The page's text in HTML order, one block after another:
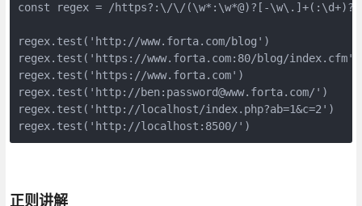
const regex = /https?:\/\/(\w*:\w*@)?[-
regex.test('http://www.forta.com/blog')
regex.test('https://www.forta.com:80/blog/
regex.test('https://www.forta.com')
regex.test('http://ben:password@www.forta.com/')
regex.test('http://localhost/
regex.test('http://localhost:8500/')
正则讲解